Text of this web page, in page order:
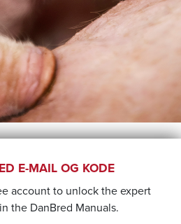
I
E-MAIL OG KODE
account to unlock the expert
the DanBred Manuals.